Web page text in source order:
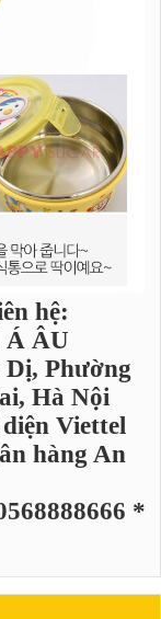
hệ:
Á ÂU
Dị, Phường
Hà Nội
Viettel
hàng An
*